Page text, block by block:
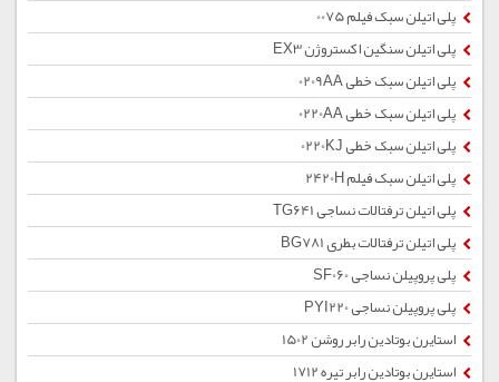
پلی اتیلن سبک فیلم 0075
پلی اتیلن سنگین اکستروژن EX3
پلی اتیلن سبک خطی 0209AA
پلی اتیلن سبک خطی 0220AA
پلی اتیلن سبک خطی 0220KJ
پلی اتیلن سبک فیلم 2420H
پلی اتیلن ترفتالات نساجی TG641
پلی اتیلن ترفتالات بطری BG781
پلی پروپیلن نساجی SF060
پلی پروپیلن نساجی PYI220
استایرن بوتادین رابر روشن 1502
استایرن بوتادین رابر تیره 1712